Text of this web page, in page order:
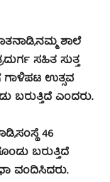
ಶಾಲೆ
ಸಹಿತ ಸುತ್ತ
ಗಾಳಿಪಟ ಉತ್ಸವ
ಎಂದರು.
46
ಬರುತ್ತಿದೆ
ವಂದಿಸಿದರು.